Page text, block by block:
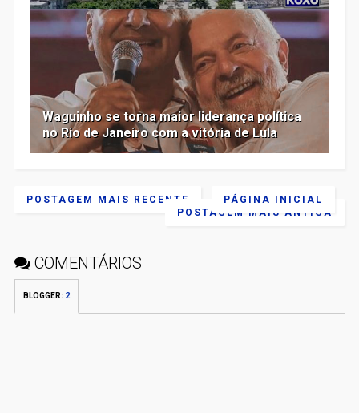
Waguinho se torna maior liderança política
no Rio de Janeiro com a vitória de Lula
POSTAGEM MAIS RECENTE
POSTAGEM MAIS ANTIGA
PÁGINA INICIAL
COMENTÁRIOS
BLOGGER: 2